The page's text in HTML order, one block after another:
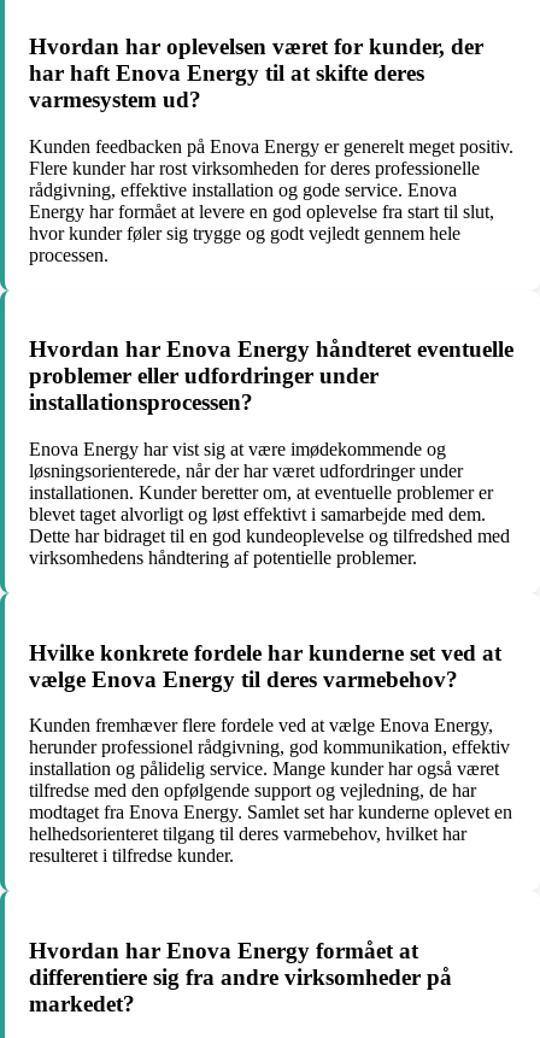
Hvordan har oplevelsen været for kunder, der
har haft Enova Energy til at skifte deres
varmesystem ud?
Kunden feedbacken på Enova Energy er generelt meget positiv.
Flere kunder har rost virksomheden for deres professionelle
rådgivning, effektive installation og gode service. Enova
Energy har formået at levere en god oplevelse fra start til slut,
hvor kunder føler sig trygge og godt vejledt gennem hele
processen.
Hvordan har Enova Energy håndteret eventuelle
problemer eller udfordringer under
installationsprocessen?
Enova Energy har vist sig at være imødekommende og
løsningsorienterede, når der har været udfordringer under
installationen. Kunder beretter om, at eventuelle problemer er
blevet taget alvorligt og løst effektivt i samarbejde med dem.
Dette har bidraget til en god kundeoplevelse og tilfredshed med
virksomhedens håndtering af potentielle problemer.
Hvilke konkrete fordele har kunderne set ved at
vælge Enova Energy til deres varmebehov?
Kunden fremhæver flere fordele ved at vælge Enova Energy,
herunder professionel rådgivning, god kommunikation, effektiv
installation og pålidelig service. Mange kunder har også været
tilfredse med den opfølgende support og vejledning, de har
modtaget fra Enova Energy. Samlet set har kunderne oplevet en
helhedsorienteret tilgang til deres varmebehov, hvilket har
resulteret i tilfredse kunder.
Hvordan har Enova Energy formået at
differentiere sig fra andre virksomheder på
markedet?